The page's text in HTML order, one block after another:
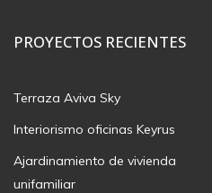
PROYECTOS RECIENTES
Terraza Aviva Sky
Interiorismo oficinas Keyrus
Ajardinamiento de vivienda
unifamiliar